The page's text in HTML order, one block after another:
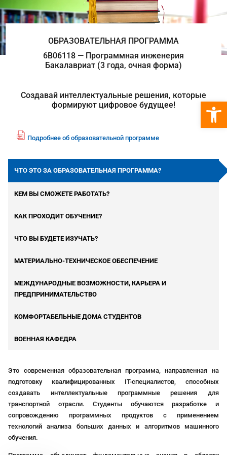
ОБРАЗОВАТЕЛЬНАЯ ПРОГРАММА
6B06118 — Программная инженерия
Бакалавриат (3 года, очная форма)
Создавай интеллектуальные решения, которые
формируют цифровое будущее!
p
df
ic
o
Подробнее об образовательной программе
ЧТО ЭТО ЗА ОБРАЗОВАТЕЛЬНАЯ ПРОГРАММА?
КЕМ ВЫ СМОЖЕТЕ РАБОТАТЬ?
КАК ПРОХОДИТ ОБУЧЕНИЕ?
ЧТО ВЫ БУДЕТЕ ИЗУЧАТЬ?
МАТЕРИАЛЬНО-ТЕХНИЧЕСКОЕ ОБЕСПЕЧЕНИЕ
МЕЖДУНАРОДНЫЕ ВОЗМОЖНОСТИ, КАРЬЕРА И
ПРЕДПРИНИМАТЕЛЬСТВО
КОМФОРТАБЕЛЬНЫЕ ДОМА СТУДЕНТОВ
ВОЕННАЯ КАФЕДРА
Это современная образовательная программа, направленная на
подготовку квалифицированных IT-специалистов, способных
создавать интеллектуальные программные решения для
транспортной отрасли. Студенты обучаются разработке и
сопровождению программных продуктов с применением
технологий анализа больших данных и алгоритмов машинного
обучения.